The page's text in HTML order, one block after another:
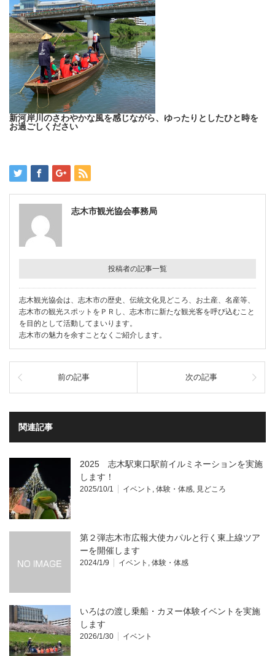
新河岸川のさわやかな風を感じながら、ゆったりとしたひと時を
お過ごしください
志木市観光協会事務局
投稿者の記事一覧
志木観光協会は、志木市の歴史、伝統文化見どころ、お土産、名産等、
志木市の観光スポットをＰＲし、志木市に新たな観光客を呼び込むこと
を目的として活動してまいります。
志木市の魅力を余すことなくご紹介します。
前の記事 次の記事
関連記事
2025 志木駅東口駅前イルミネーションを実施
します！
2025/10/1 イベント 体験・体感 見どころ
第２弾志木市広報大使カパルと行く東上線ツア
ーを開催します
2024/1/9 イベント 体験・体感
いろはの渡し乗船・カヌー体験イベントを実施
します
2026/1/30 イベント